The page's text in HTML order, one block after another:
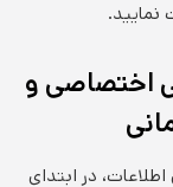
نمایید.
اختصاصی و
در ابتدای